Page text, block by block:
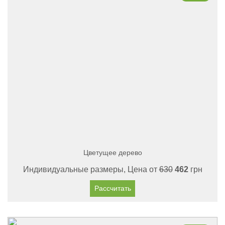
Цветущее дерево
Индивидуальные размеры, Цена от630 462грн
Рассчитать